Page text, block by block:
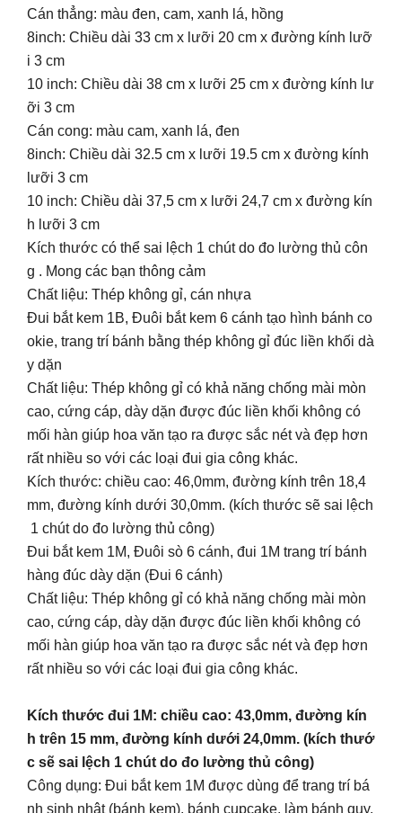
Cán thẳng: màu đen, cam, xanh lá, hồng
8inch: Chiều dài 33 cm x lưỡi 20 cm x đường kính lưỡ
i 3 cm
10 inch: Chiều dài 38 cm x lưỡi 25 cm x đường kính lư
ỡi 3 cm
Cán cong: màu cam, xanh lá, đen
8inch: Chiều dài 32.5 cm x lưỡi 19.5 cm x đường kính
lưỡi 3 cm
10 inch: Chiều dài 37,5 cm x lưỡi 24,7 cm x đường kín
h lưỡi 3 cm
Kích thước có thể sai lệch 1 chút do đo lường thủ côn
g . Mong các bạn thông cảm
Chất liệu: Thép không gỉ, cán nhựa
Đui bắt kem 1B, Đuôi bắt kem 6 cánh tạo hình bánh co
okie, trang trí bánh bằng thép không gỉ đúc liền khối dà
y dặn
Chất liệu: Thép không gỉ có khả năng chống mài mòn
cao, cứng cáp, dày dặn được đúc liền khối không có
mối hàn giúp hoa văn tạo ra được sắc nét và đẹp hơn
rất nhiều so với các loại đui gia công khác.
Kích thước: chiều cao: 46,0mm, đường kính trên 18,4
mm, đường kính dưới 30,0mm. (kích thước sẽ sai lệch
1 chút do đo lường thủ công)
Đui bắt kem 1M, Đuôi sò 6 cánh, đui 1M trang trí bánh
hàng đúc dày dặn (Đui 6 cánh)
Chất liệu: Thép không gỉ có khả năng chống mài mòn
cao, cứng cáp, dày dặn được đúc liền khối không có
mối hàn giúp hoa văn tạo ra được sắc nét và đẹp hơn
rất nhiều so với các loại đui gia công khác.
Kích thước đui 1M: chiều cao: 43,0mm, đường kín
h trên 15 mm, đường kính dưới 24,0mm. (kích thướ
c sẽ sai lệch 1 chút do đo lường thủ công)
Công dụng: Đui bắt kem 1M được dùng để trang trí bá
nh sinh nhật (bánh kem), bánh cupcake, làm bánh quy,